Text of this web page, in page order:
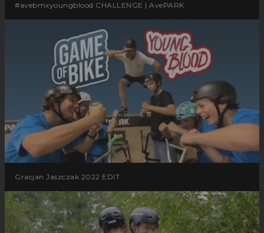
#avebmxyoungblood CHALLENGE | AvePARK
Gracjan Jaszczak 2022 EDIT